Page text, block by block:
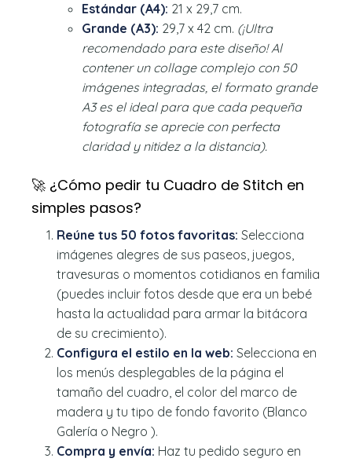
Estándar (A4): 21 x 29,7 cm.
Grande (A3): 29,7 x 42 cm. (¡Ultra
recomendado para este diseño! Al
contener un collage complejo con 50
imágenes integradas, el formato grande
A3 es el ideal para que cada pequeña
fotografía se aprecie con perfecta
claridad y nitidez a la distancia).
🚀 ¿Cómo pedir tu Cuadro de Stitch en
simples pasos?
Reúne tus 50 fotos favoritas: Selecciona
imágenes alegres de sus paseos, juegos,
travesuras o momentos cotidianos en familia
(puedes incluir fotos desde que era un bebé
hasta la actualidad para armar la bitácora
de su crecimiento).
Configura el estilo en la web: Selecciona en
los menús desplegables de la página el
tamaño del cuadro, el color del marco de
madera y tu tipo de fondo favorito (Blanco
Galería o Negro ).
Compra y envía: Haz tu pedido seguro en